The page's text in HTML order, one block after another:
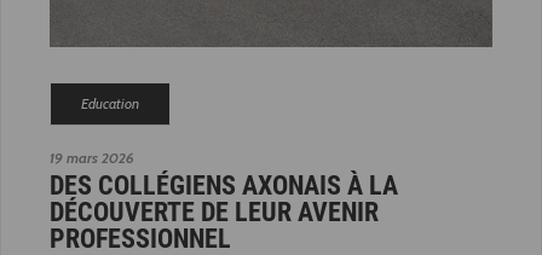
19 mars 2026
Education
DES COLLÉGIENS AXONAIS À LA
DÉCOUVERTE DE LEUR AVENIR
PROFESSIONNEL